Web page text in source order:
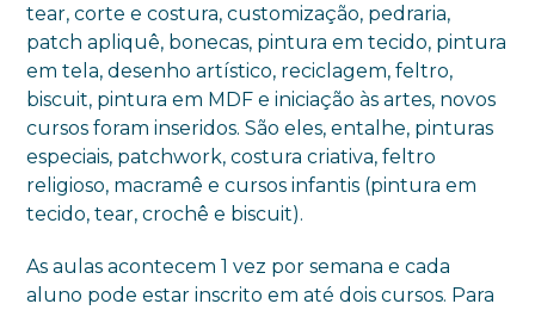
tear, corte e costura, customização, pedraria,
patch apliquê, bonecas, pintura em tecido, pintura
em tela, desenho artístico, reciclagem, feltro,
biscuit, pintura em MDF e iniciação às artes, novos
cursos foram inseridos. São eles, entalhe, pinturas
especiais, patchwork, costura criativa, feltro
religioso, macramê e cursos infantis (pintura em
tecido, tear, crochê e biscuit).
As aulas acontecem 1 vez por semana e cada
aluno pode estar inscrito em até dois cursos. Para